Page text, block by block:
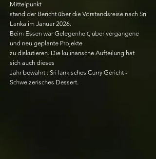
Mittelpunkt
stand der Bericht über die Vorstandsreise nach Sri
Lanka im Januar 2026.
Beim Essen war Gelegenheit, über vergangene
und neu geplante Projekte
zu diskutieren. Die kulinarische Aufteilung hat
sich auch dieses
Jahr bewährt : Sri lankisches Curry Gericht -
Schweizerisches Dessert.